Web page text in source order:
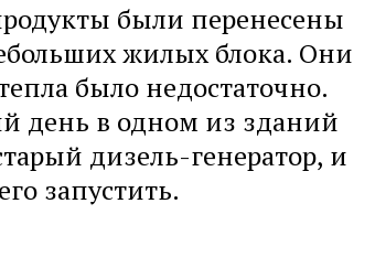
были перенесены
жилых блока. Они
было недостаточно.
день в одном из зданий
дизель-генератор, и
запустить.